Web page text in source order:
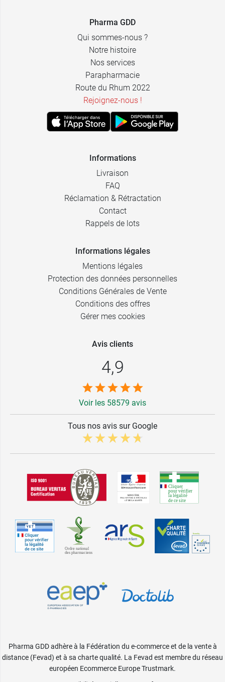
Pharma GDD
Qui sommes-nous ?
Notre histoire
Nos services
Parapharmacie
Route du Rhum 2022
Rejoignez-nous !
Informations
Livraison
FAQ
Réclamation & Rétractation
Contact
Rappels de lots
Informations légales
Mentions légales
Protection des données personnelles
Conditions Générales de Vente
Conditions des offres
Gérer mes cookies
Avis clients
4,9
Voir les 58579 avis
Tous nos avis sur Google
Pharma GDD adhère à la Fédération du e-commerce et de la vente à
distance (Fevad) et à sa charte qualité. La Fevad est membre du réseau
européen Ecommerce Europe Trustmark.